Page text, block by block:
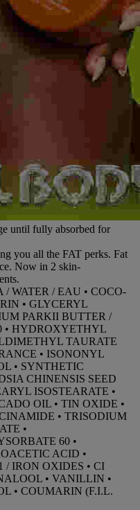
until fully absorbed for
you all the FAT perks. Fat
Now in 2 skin-
/ WATER / EAU • COCO-
• GLYCERYL
PARKII BUTTER /
• HYDROXYETHYL
TAURATE
• ISONONYL
• SYNTHETIC
CHINENSIS SEED
ISOSTEARATE •
OIL • TIN OXIDE •
• TRISODIUM
•
60 •
ACID •
/ IRON OXIDES • CI
• VANILLIN •
• COUMARIN (F.I.L.